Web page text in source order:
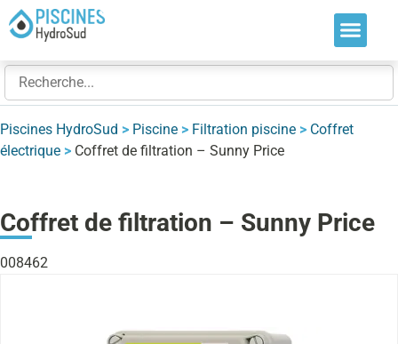
Piscines HydroSud > Piscine > Filtration piscine > Coffret
électrique > Coffret de filtration – Sunny Price
Coffret de filtration – Sunny Price
008462